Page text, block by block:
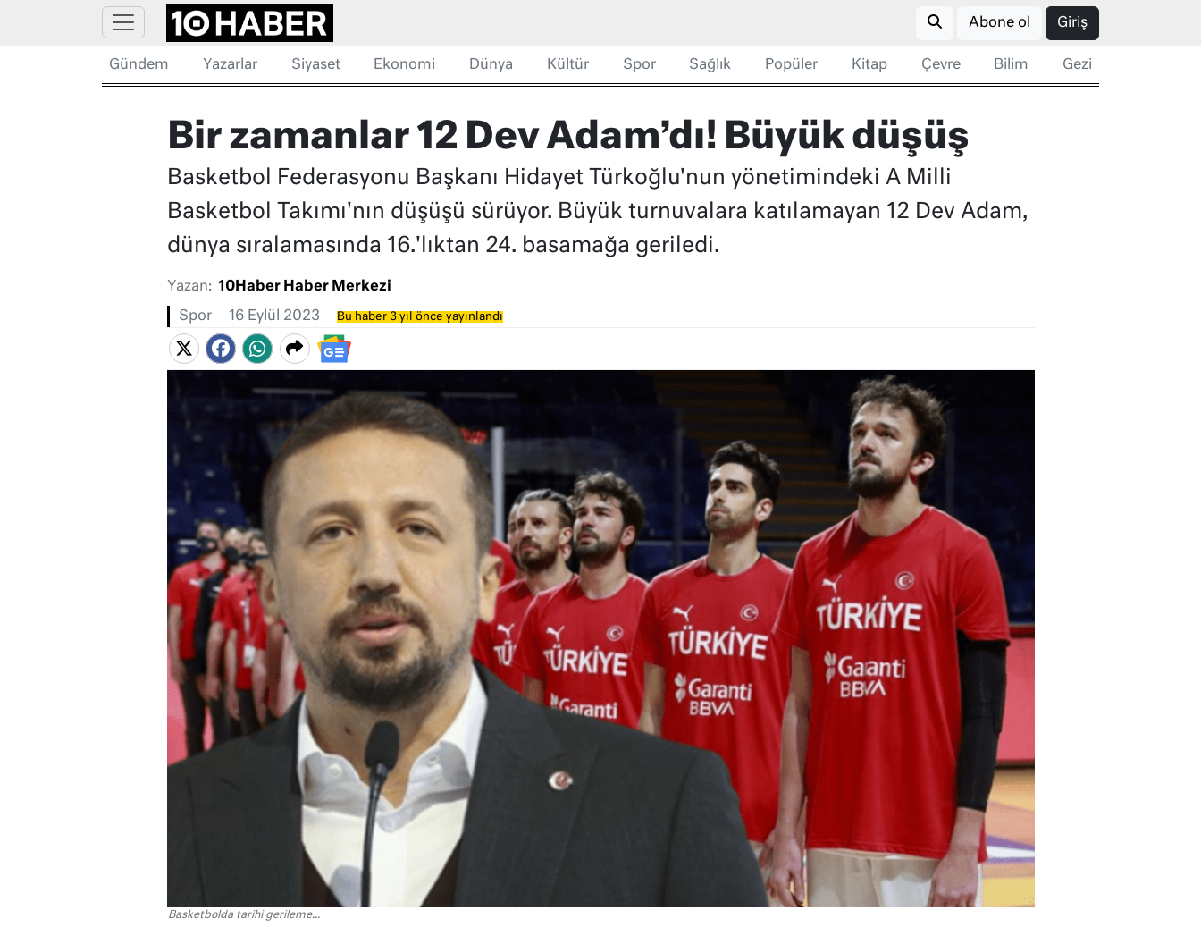
Abone ol Giriş
Gündem Yazarlar Siyaset Ekonomi Dünya Kültür Spor Sağlık Popüler Kitap Çevre Bilim Gezi
Bir zamanlar 12 Dev Adam’dı! Büyük düşüş
Basketbol Federasyonu Başkanı Hidayet Türkoğlu'nun yönetimindeki A Milli
Basketbol Takımı'nın düşüşü sürüyor. Büyük turnuvalara katılamayan 12 Dev Adam,
dünya sıralamasında 16.'lıktan 24. basamağa geriledi.
Yazan: 10Haber Haber Merkezi
Spor 16 Eylül 2023 Bu haber 3 yıl önce yayınlandı
Basketbolda tarihi gerileme...